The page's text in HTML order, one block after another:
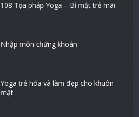
108 Tọa pháp Yoga – Bí mật trẻ mãi
Nhập môn chứng khoán
Yoga trẻ hóa và làm đẹp cho khuôn
mặt